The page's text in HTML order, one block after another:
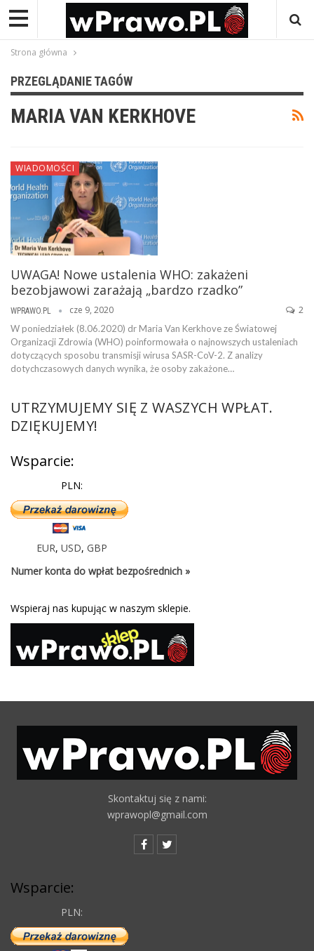
Strona główna
PRZEGLĄDANIE TAGÓW
MARIA VAN KERKHOVE
WIADOMOŚCI
UWAGA! Nowe ustalenia WHO: zakażeni
bezobjawowi zarażają „bardzo rzadko”
WPRAWO.PL cze 9, 2020 2
W poniedziałek (8.06.2020) dr Maria Van Kerkhove ze Światowej
Organizacji Zdrowia (WHO) poinformowała o najnowszych ustaleniach
dotyczących sposobu transmisji wirusa SASR-CoV-2. Z analizy
dotychczasowych danych wynika, że osoby zakażone…
UTRZYMUJEMY SIĘ Z WASZYCH WPŁAT.
DZIĘKUJEMY!
Wsparcie:
PLN:
EUR, USD, GBP
Numer konta do wpłat bezpośrednich »
Wspieraj nas kupując w naszym sklepie.
Skontaktuj się z nami:
wprawopl@gmail.com
Wsparcie:
PLN: